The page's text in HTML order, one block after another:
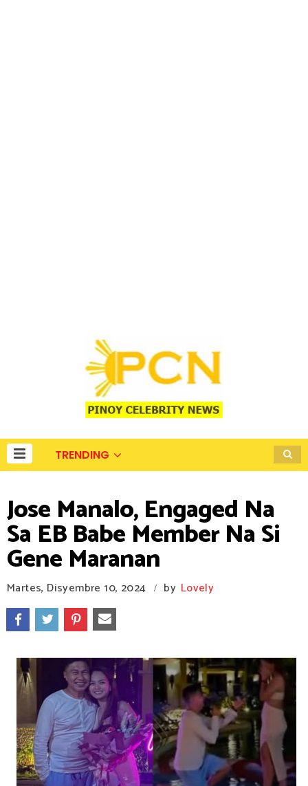
TRENDING
Jose Manalo, Engaged Na
Sa EB Babe Member Na Si
Gene Maranan
Martes, Disyembre 10, 2024 / by Lovely